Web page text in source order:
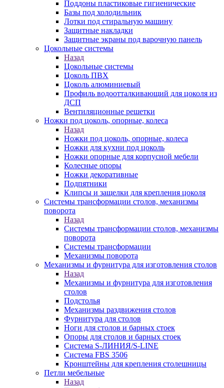
Поддоны пластиковые гигиенические
Базы под холодильник
Лотки под стиральную машину
Защитные накладки
Защитные экраны под варочную панель
Цокольные системы
Назад
Цокольные системы
Цоколь ПВХ
Цоколь алюминиевый
Профиль водоотталкивающий для цоколя из
ДСП
Вентиляционные решетки
Ножки под цоколь, опорные, колеса
Назад
Ножки под цоколь, опорные, колеса
Ножки для кухни под цоколь
Ножки опорные для корпусной мебели
Колесные опоры
Ножки декоративные
Подпятники
Клипсы и защелки для крепления цоколя
Системы трансформации столов, механизмы
поворота
Назад
Системы трансформации столов, механизмы
поворота
Системы трансформации
Механизмы поворота
Механизмы и фурнитура для изготовления столов
Назад
Механизмы и фурнитура для изготовления
столов
Подстолья
Механизмы раздвижения столов
Фурнитура для столов
Ноги для столов и барных стоек
Опоры для столов и барных стоек
Система S-ЛИНИЯ/S-LINE
Система FBS 3506
Кронштейны для крепления столешницы
Петли мебельные
Назад